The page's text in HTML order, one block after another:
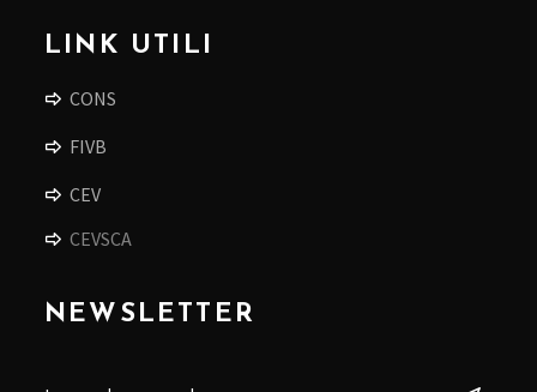
LINK UTILI
CONS
FIVB
CEV
CEVSCA
NEWSLETTER